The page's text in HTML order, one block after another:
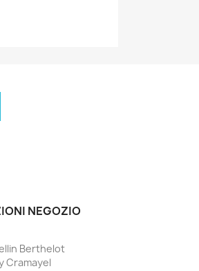
NEGOZIO
Berthelot
Cramayel